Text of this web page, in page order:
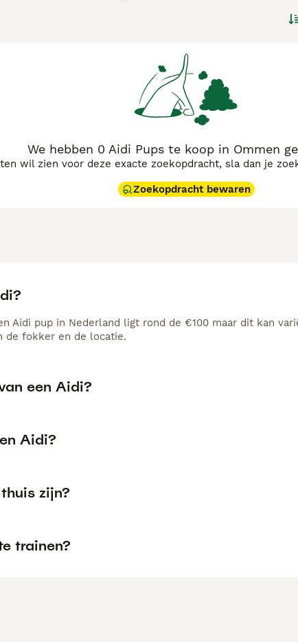
beschermt hem tegen de extreme
We hebben 0 Aidi Pups te koop in Ommen
wil zien voor deze exacte zoekopdracht, sla dan je
Zoekopdracht bewaren
Aidi pup in Nederland ligt rond de €100 maar dit kan
de fokker en de locatie.
een Aidi?
Aidi?
zijn?
trainen?